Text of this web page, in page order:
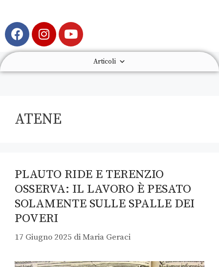
Articoli
ATENE
PLAUTO RIDE E TERENZIO
OSSERVA: IL LAVORO È PESATO
SOLAMENTE SULLE SPALLE DEI
POVERI
17 Giugno 2025 diMaria Geraci